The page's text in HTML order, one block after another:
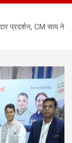
प्रदर्शन, CM साय ने